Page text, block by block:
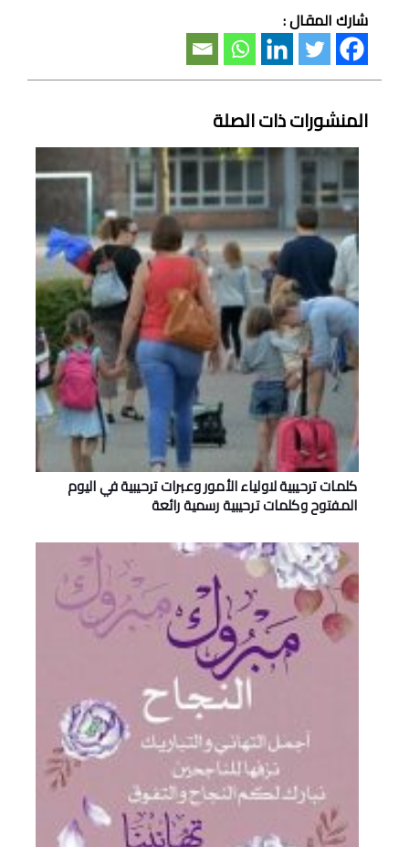
شارك المقال :
المنشورات ذات الصلة
كلمات ترحيبية لاولياء الأمور وعبرات ترحيبية في اليوم
المفتوح وكلمات ترحيبية رسمية رائعة